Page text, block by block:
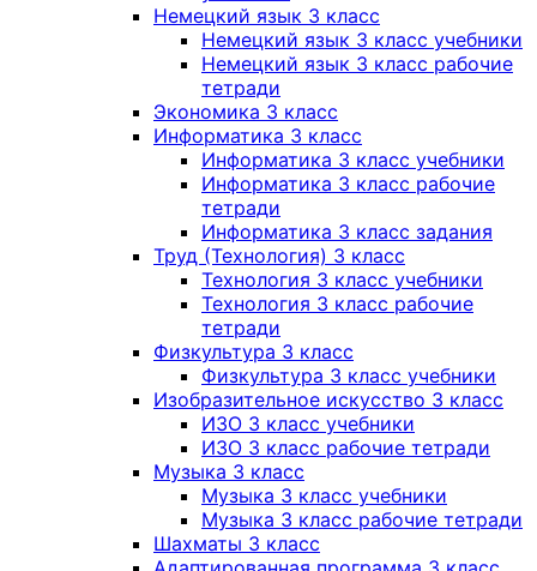
Немецкий язык 3 класс
Немецкий язык 3 класс учебники
Немецкий язык 3 класс рабочие
тетради
Экономика 3 класс
Информатика 3 класс
Информатика 3 класс учебники
Информатика 3 класс рабочие
тетради
Информатика 3 класс задания
Труд (Технология) 3 класс
Технология 3 класс учебники
Технология 3 класс рабочие
тетради
Физкультура 3 класс
Физкультура 3 класс учебники
Изобразительное искусство 3 класс
ИЗО 3 класс учебники
ИЗО 3 класс рабочие тетради
Музыка 3 класс
Музыка 3 класс учебники
Музыка 3 класс рабочие тетради
Шахматы 3 класс